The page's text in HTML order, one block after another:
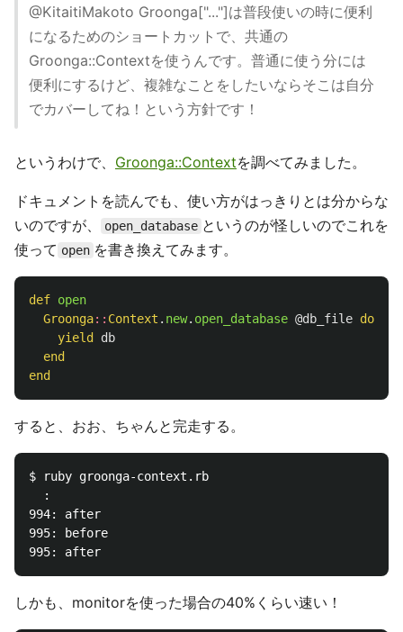
@KitaitiMakoto Groonga["..."]は普段使いの時に便利
になるためのショートカットで、共通の
Groonga::Contextを使うんです。普通に使う分には
便利にするけど、複雑なことをしたいならそこは自分
でカバーしてね！という方針です！
というわけで、 Groonga::Contextを調べてみました。
ドキュメントを読んでも、使い方がはっきりとは分からな
いのですが、
open_database というのが怪しいのでこれを
使って open を書き換えてみます。
def open
Groonga:: Context . new. open_database @db_file do
yield
db
end
end
すると、おお、ちゃんと完走する。
$ ruby groonga-context.rb
  :
994: after
995: before
しかも、monitorを使った場合の40%くらい速い！